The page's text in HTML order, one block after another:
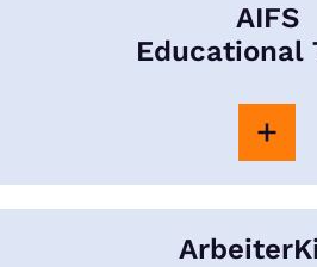
AIFS
Educational